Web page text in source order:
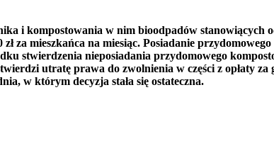
i kompostowania w nim bioodpadów stanowiących
za mieszkańca na miesiąc. Posiadanie
stwierdzenia nieposiadania przydomowego
utratę prawa do zwolnienia w części z opłaty
w którym decyzja stała się ostateczna.